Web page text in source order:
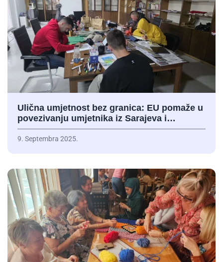
Ulična umjetnost bez granica: EU pomaže u
povezivanju umjetnika iz Sarajeva i…
9. Septembra 2025.